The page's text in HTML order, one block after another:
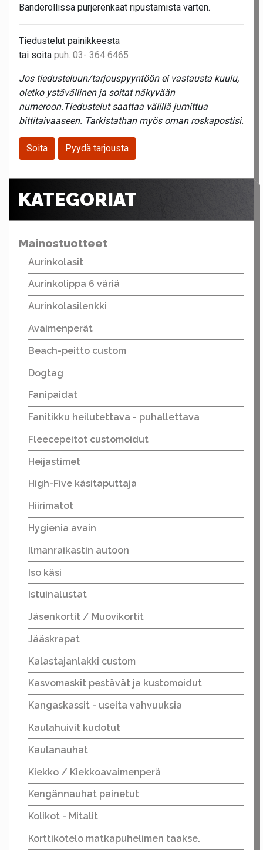
Banderollissa purjerenkaat ripustamista varten.
Tiedustelut painikkeesta
tai soita puh. 03- 364 6465
Jos tiedusteluun/tarjouspyyntöön ei vastausta kuulu,
oletko ystävällinen ja soitat näkyvään
numeroon.Tiedustelut saattaa välillä jumittua
bittitaivaaseen. Tarkistathan myös oman roskapostisi.
Soita Pyydä tarjousta
KATEGORIAT
Mainostuotteet
Aurinkolasit
Aurinkolippa 6 väriä
Aurinkolasilenkki
Avaimenperät
Beach-peitto custom
Dogtag
Fanipaidat
Fanitikku heilutettava - puhallettava
Fleecepeitot customoidut
Heijastimet
High-Five käsitaputtaja
Hiirimatot
Hygienia avain
Ilmanraikastin autoon
Iso käsi
Istuinalustat
Jäsenkortit / Muovikortit
Jääskrapat
Kalastajanlakki custom
Kasvomaskit pestävät ja kustomoidut
Kangaskassit - useita vahvuuksia
Kaulahuivit kudotut
Kaulanauhat
Kiekko / Kiekkoavaimenperä
Kengännauhat painetut
Kolikot - Mitalit
Korttikotelo matkapuhelimen taakse.